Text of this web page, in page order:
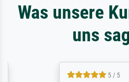
Was unsere
uns
5 / 5